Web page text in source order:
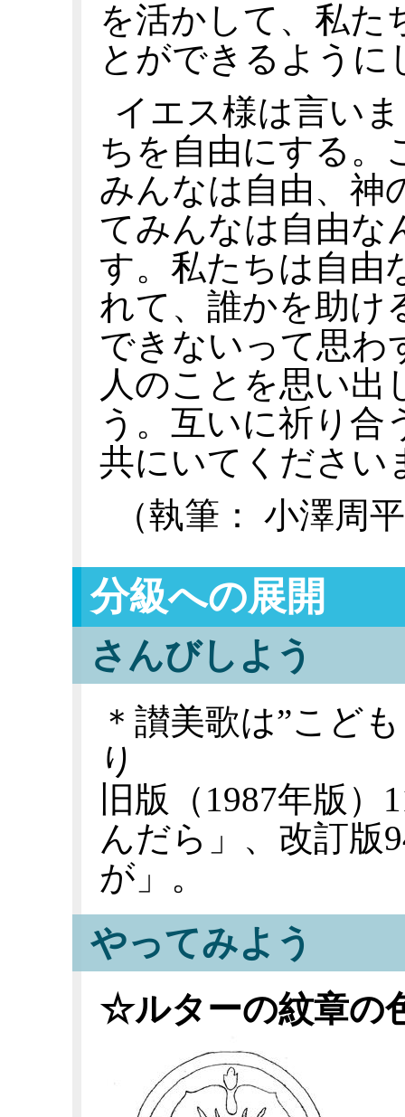
を活かして、私た
とができるよう
イエス様は言い
ちを自由にする。
みんなは自由、神
てみんなは自由な
す。私たちは自由
れて、誰かを助け
できないって思わ
人のことを思い出
う。互いに祈り合
共にいてください
（執筆： 小澤周
分級への展開
さんびしよう
＊讃美歌は”こど
り
旧版（1987年版
んだら」、改訂版
が」。
やってみよう
☆ルターの紋章の